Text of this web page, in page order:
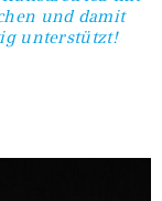
und damit
unterstützt!